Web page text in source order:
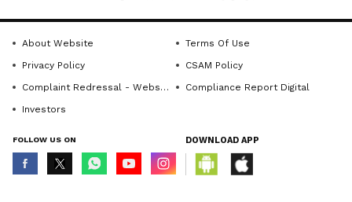
செய்முறை:
About Website
Terms Of Use
Privacy Policy
CSAM Policy
Complaint Redressal - Website
Compliance Report Digital
Investors
FOLLOW US ON DOWNLOAD APP